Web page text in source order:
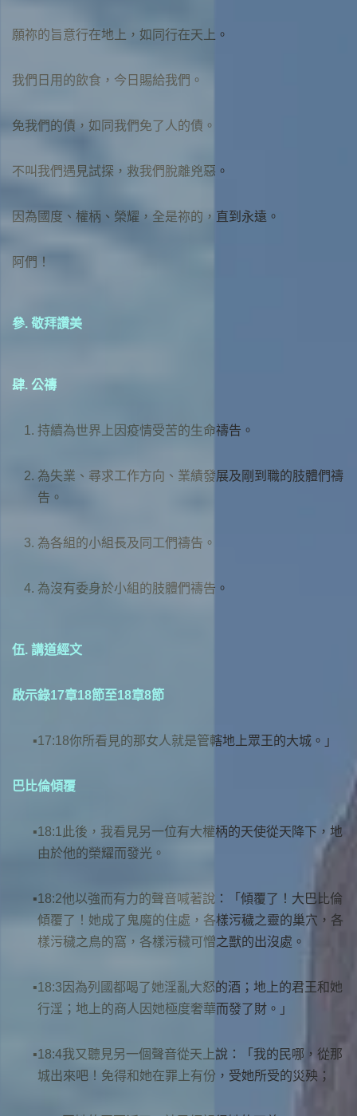
願祢的旨意行在地上，如同行在天上。
我們日用的飲食，今日賜給我們。
免我們的債，如同我們免了人的債。
不叫我們遇見試探，救我們脫離兇惡。
因為國度、權柄、榮耀，全是祢的，直到永遠。
阿們！
參. 敬拜讚美
肆. 公禱
持續為世界上因疫情受苦的生命禱告。
為失業、尋求工作方向、業績發展及剛到職的肢體們禱
告。
為各組的小組長及同工們禱告。
為沒有委身於小組的肢體們禱告。
伍. 講道經文
啟示錄17章18節至18章8節
17:18你所看見的那女人就是管轄地上眾王的大城。」
巴比倫傾覆
18:1此後，我看見另一位有大權柄的天使從天降下，地
由於他的榮耀而發光。
18:2他以強而有力的聲音喊著說：「傾覆了！大巴比倫
傾覆了！她成了鬼魔的住處，各樣污穢之靈的巢穴，各
樣污穢之鳥的窩，各樣污穢可憎之獸的出沒處。
18:3因為列國都喝了她淫亂大怒的酒；地上的君王和她
行淫；地上的商人因她極度奢華而發了財。」
18:4我又聽見另一個聲音從天上說：「我的民哪，從那
城出來吧！免得和她在罪上有份，受她所受的災殃；